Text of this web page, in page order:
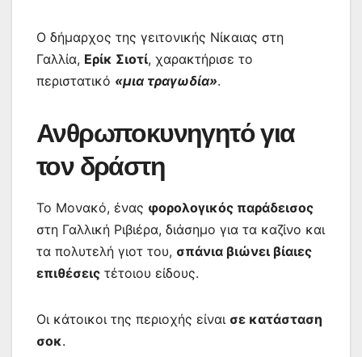
Ο δήμαρχος της γειτονικής Νίκαιας στη
Γαλλία, Ερίκ Σιοτί, χαρακτήρισε το
περιστατικό «μια τραγωδία».
Ανθρωποκυνηγητό για
τον δράστη
Το Μονακό, ένας φορολογικός παράδεισος
στη Γαλλική Ριβιέρα, διάσημο για τα καζίνο και
τα πολυτελή γιοτ του, σπάνια βιώνει βίαιες
επιθέσεις τέτοιου είδους.
Οι κάτοικοι της περιοχής είναι σε κατάσταση
σοκ.